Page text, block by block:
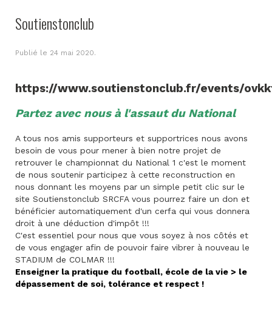
Soutienstonclub
Publié le 24 mai 2020.
https://www.soutienstonclub.fr/events/
Partez avec nous à l'assaut du National
A tous nos amis supporteurs et supportrices nous avons
besoin de vous pour mener à bien notre projet de
retrouver le championnat du National 1 c'est le moment
de nous soutenir participez à cette reconstruction en
nous donnant les moyens par un simple petit clic sur le
site Soutienstonclub SRCFA vous pourrez faire un don et
bénéficier automatiquement d'un cerfa qui vous donnera
droit à une déduction d'impôt !!!
C'est essentiel pour nous que vous soyez à nos côtés et
de vous engager afin de pouvoir faire vibrer à nouveau le
STADIUM de COLMAR !!!
Enseigner la pratique du football, école de la vie > le
dépassement de soi, tolérance et respect !